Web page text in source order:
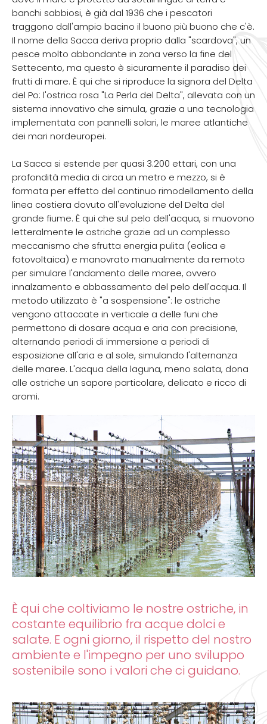
banchi sabbiosi, è già dal 1936 che i pescatori
traggono dall'ampio bacino il buono più buono che c'è.
Il nome della Sacca deriva proprio dalla "scardova", un
pesce molto abbondante in zona verso la fine del
Settecento, ma questo è sicuramente il paradiso dei
frutti di mare. È qui che si riproduce la signora del Delta
del Po: l'ostrica rosa "La Perla del Delta", allevata con un
sistema innovativo che simula, grazie a una tecnologia
implementata con pannelli solari, le maree atlantiche
dei mari nordeuropei.
La Sacca si estende per quasi 3.200 ettari, con una
profondità media di circa un metro e mezzo, si è
formata per effetto del continuo rimodellamento della
linea costiera dovuto all'evoluzione del Delta del
grande fiume. È qui che sul pelo dell'acqua, si muovono
letteralmente le ostriche grazie ad un complesso
meccanismo che sfrutta energia pulita (eolica e
fotovoltaica) e manovrato manualmente da remoto
per simulare l'andamento delle maree, ovvero
innalzamento e abbassamento del pelo dell'acqua. Il
metodo utilizzato è "a sospensione": le ostriche
vengono attaccate in verticale a delle funi che
permettono di dosare acqua e aria con precisione,
alternando periodi di immersione a periodi di
esposizione all'aria e al sole, simulando l'alternanza
delle maree. L'acqua della laguna, meno salata, dona
alle ostriche un sapore particolare, delicato e ricco di
aromi.
È qui che coltiviamo le nostre ostriche, in
costante equilibrio fra acque dolci e
salate. E ogni giorno, il rispetto del nostro
ambiente e l'impegno per uno sviluppo
sostenibile sono i valori che ci guidano.